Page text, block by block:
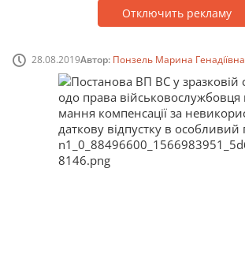
Отключить рекламу
28.08.2019Автор: Понзель Марина Генадіївна